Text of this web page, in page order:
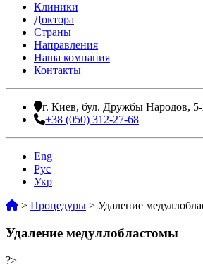
Клиники
Доктора
Страны
Направления
Наша компания
Контакты
г. Киев, бул. Дружбы Народов,
+38 (050) 312-27-68
Eng
Рус
Укр
> Процедуры > Удаление
Удаление медуллобластомы
?>